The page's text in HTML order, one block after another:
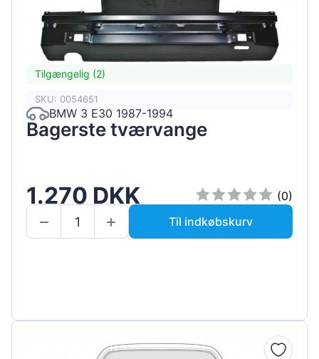
Tilgængelig (2)
SKU: 0054651
BMW 3 E30 1987-1994
Bagerste tværvange
1.270 DKK
(0)
Til indkøbskurv